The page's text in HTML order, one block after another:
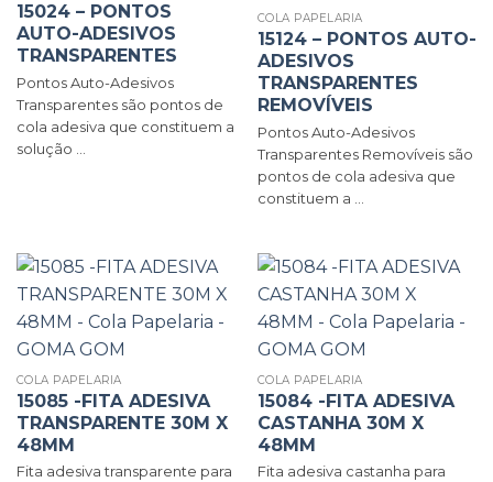
15024 – PONTOS
AUTO-ADESIVOS
TRANSPARENTES
Pontos Auto-Adesivos
Transparentes são pontos de
cola adesiva que constituem a
solução ...
COLA PAPELARIA
15124 – PONTOS AUTO-
ADESIVOS
TRANSPARENTES
REMOVÍVEIS
Pontos Auto-Adesivos
Transparentes Removíveis são
pontos de cola adesiva que
constituem a ...
COLA PAPELARIA
15085 -FITA ADESIVA
TRANSPARENTE 30M X
48MM
Fita adesiva transparente para
COLA PAPELARIA
15084 -FITA ADESIVA
CASTANHA 30M X
48MM
Fita adesiva castanha para